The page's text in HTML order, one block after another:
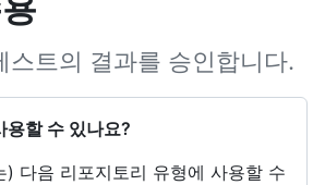
스트의 결과를 승인합니다.
용할 수 있나요?
) 다음 리포지토리 유형에 사용할 수